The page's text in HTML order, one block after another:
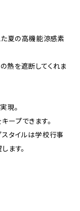
た夏の高機能涼感素
熱を遮断してくれま
現。
ープできます。
スタイルは学校行事
ます。